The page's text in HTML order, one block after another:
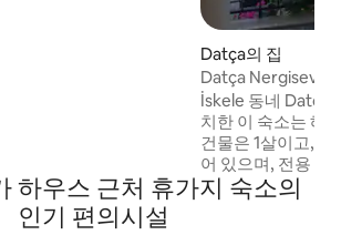
Datça의 집
Datça Nergisevi,
론트 하우스
İskele 동네 Datça
치한 이 숙소는 해
건물은 1살이고,
어 있으며, 전용 출
의 2층에 있습니다
아파트가 없습니
하우스 근처 휴가지 숙소의
인기 편의시설